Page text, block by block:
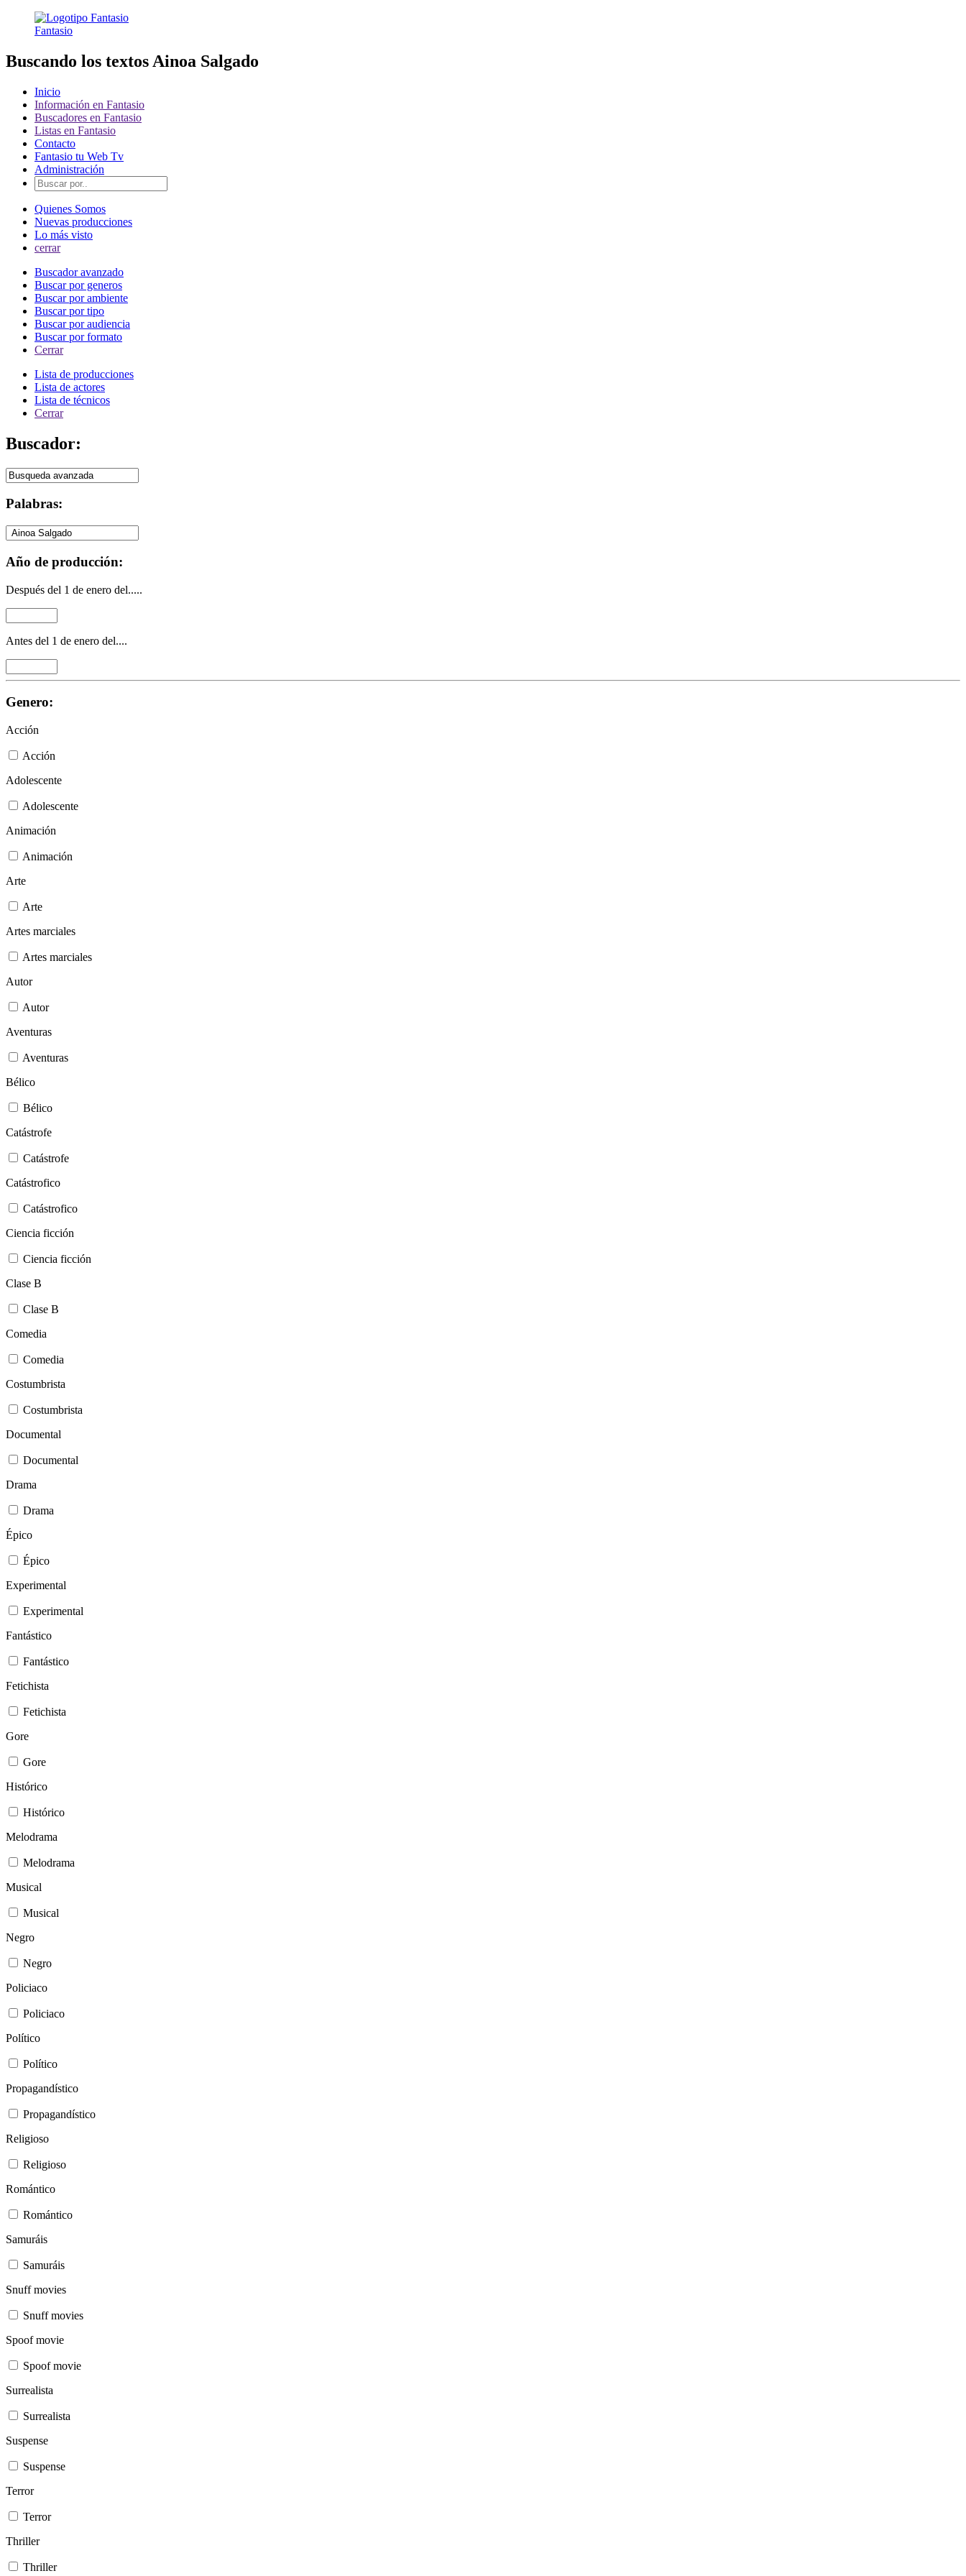
Fantasio
Buscando los textos Ainoa Salgado
Inicio
Información en Fantasio
Buscadores en Fantasio
Listas en Fantasio
Contacto
Fantasio tu Web Tv
Administración
Quienes Somos
Nuevas producciones
Lo más visto
cerrar
Buscador avanzado
Buscar por generos
Buscar por ambiente
Buscar por tipo
Buscar por audiencia
Buscar por formato
Cerrar
Lista de producciones
Lista de actores
Lista de técnicos
Cerrar
Buscador:
Palabras:
Año de producción:
Después del 1 de enero del.....
Antes del 1 de enero del....
Genero:
Acción
Acción
Adolescente
Adolescente
Animación
Animación
Arte
Arte
Artes marciales
Artes marciales
Autor
Autor
Aventuras
Aventuras
Bélico
Bélico
Catástrofe
Catástrofe
Catástrofico
Catástrofico
Ciencia ficción
Ciencia ficción
Clase B
Clase B
Comedia
Comedia
Costumbrista
Costumbrista
Documental
Documental
Drama
Drama
Épico
Épico
Experimental
Experimental
Fantástico
Fantástico
Fetichista
Fetichista
Gore
Gore
Histórico
Histórico
Melodrama
Melodrama
Musical
Musical
Negro
Negro
Policiaco
Policiaco
Político
Político
Propagandístico
Propagandístico
Religioso
Religioso
Romántico
Romántico
Samuráis
Samuráis
Snuff movies
Snuff movies
Spoof movie
Spoof movie
Surrealista
Surrealista
Suspense
Suspense
Terror
Terror
Thriller
Thriller